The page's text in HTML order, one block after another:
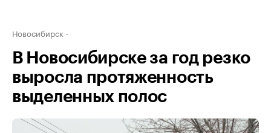
Новосибирск
В Новосибирске за год резко
выросла протяженность
выделенных полос